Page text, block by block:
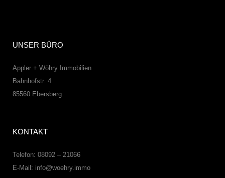
UNSER BÜRO
Appler + Wöhry Immobilien
Bahnhofstr. 4
85560 Ebersberg
KONTAKT
Telefon: 08092 – 21066
E-Mail: info@woehry.immo